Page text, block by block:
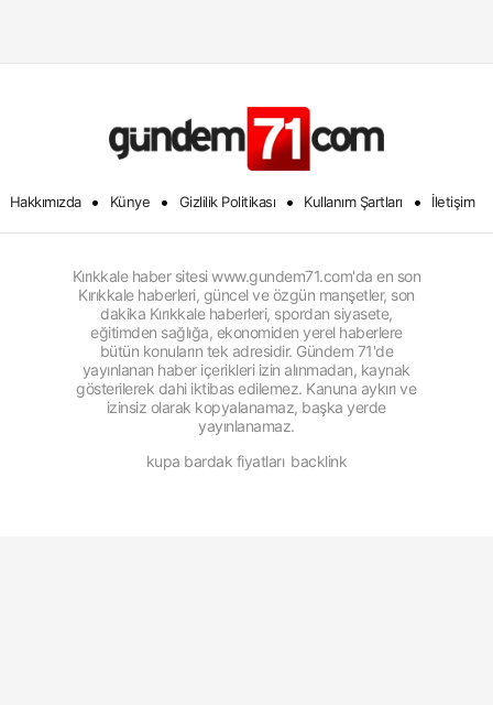
Hakkımızda • Künye • Gizlilik Politikası • Kullanım Şartları • İletişim
Kırıkkale haber sitesi www.gundem71.com'da en son
Kırıkkale haberleri, güncel ve özgün manşetler, son
dakika Kırıkkale haberleri, spordan siyasete,
eğitimden sağlığa, ekonomiden yerel haberlere
bütün konuların tek adresidir. Gündem 71'de
yayınlanan haber içerikleri izin alınmadan, kaynak
gösterilerek dahi iktibas edilemez. Kanuna aykırı ve
izinsiz olarak kopyalanamaz, başka yerde
yayınlanamaz.
kupa bardak fiyatları backlink